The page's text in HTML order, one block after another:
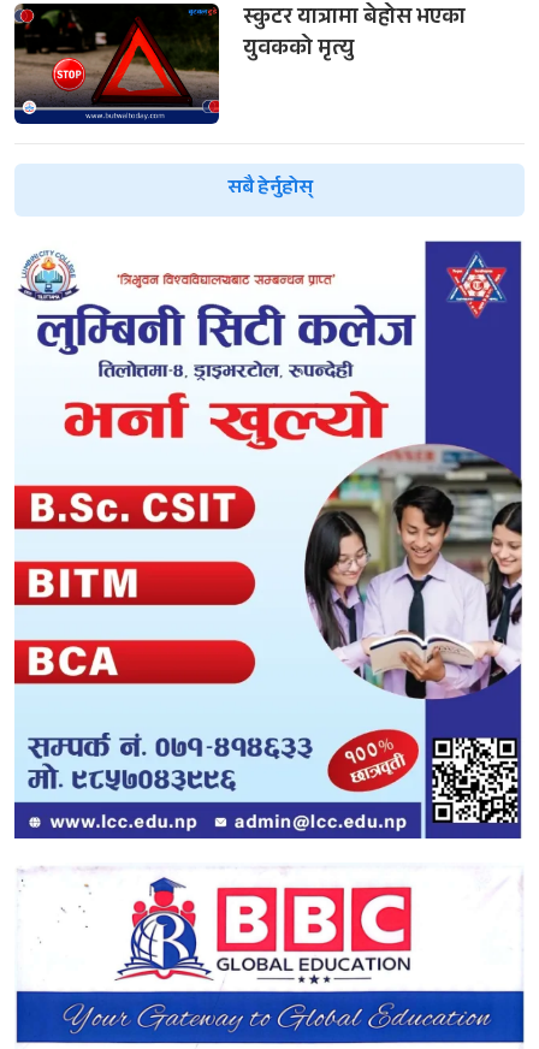
स्कुटर यात्रामा बेहोस भएका
युवकको मृत्यु
सबै हेर्नुहोस्